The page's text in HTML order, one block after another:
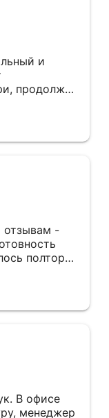
и
продолжая
быстрой и
по
-
полтора
так как
косяка и
менеджеру
от
и попыток
что
-
В офисе
менеджер